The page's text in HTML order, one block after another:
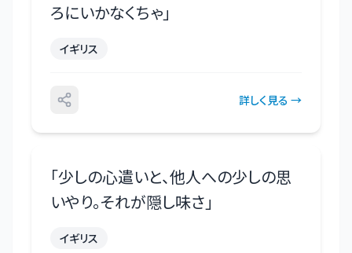
ろにいかなくちゃ」
イギリス
詳しく見る →
「少しの心遣いと、他人への少しの思
いやり。それが隠し味さ 」
イギリス